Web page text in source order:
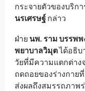
กระจายตัวของบริกา
นรเศรษฐ์ กล่าว
ฝ่าย นพ. ราม บรรพ
พยาบาลวิมุตได้อธิบ
วัยที่มีความแตกต่าง
ถดถอยของร่างกาย
ส่งผลถึงสมรรถภาพ